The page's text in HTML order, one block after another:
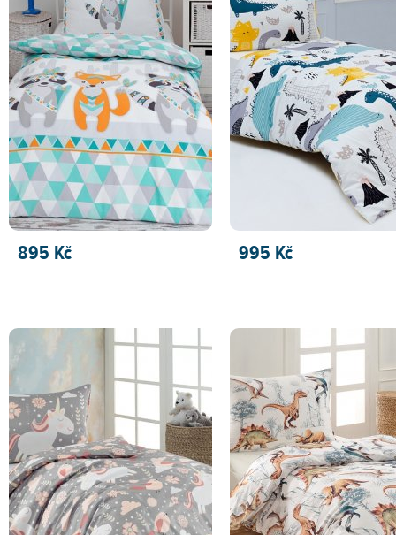
895 Kč 995 Kč